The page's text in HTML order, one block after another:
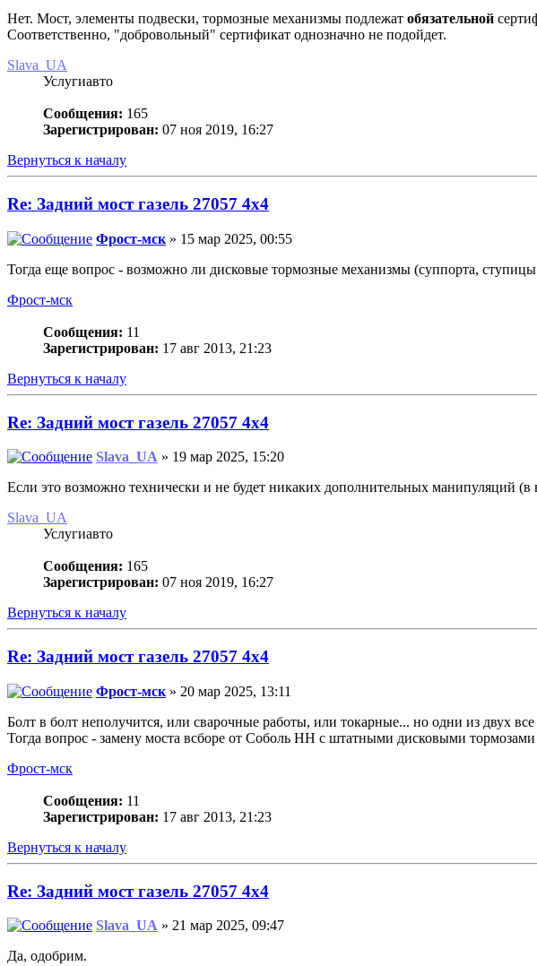
Нет. Мост, элементы подвески, тормозные механизмы подлежат обязательной
Соответственно, "добровольный" сертификат однозначно не подойдет.
Slava_UA
Услугиавто
Сообщения: 165
Зарегистрирован: 07 ноя 2019, 16:27
Вернуться к началу
Re: Задний мост газель 27057 4х4
Фрост-мск » 15 мар 2025, 00:55
Тогда еще вопрос - возможно ли дисковые тормозные механизмы (суппорта,
Фрост-мск
Сообщения: 11
Зарегистрирован: 17 авг 2013, 21:23
Вернуться к началу
Re: Задний мост газель 27057 4х4
Slava_UA » 19 мар 2025, 15:20
Если это возможно технически и не будет никаких дополнительных манипуляций
Slava_UA
Услугиавто
Сообщения: 165
Зарегистрирован: 07 ноя 2019, 16:27
Вернуться к началу
Re: Задний мост газель 27057 4х4
Фрост-мск » 20 мар 2025, 13:11
Болт в болт неполучится, или сварочные работы, или токарные... но одни из двух
Тогда вопрос - замену моста всборе от Соболь НН с штатными дисковыми тормозами
Фрост-мск
Сообщения: 11
Зарегистрирован: 17 авг 2013, 21:23
Вернуться к началу
Re: Задний мост газель 27057 4х4
Slava_UA » 21 мар 2025, 09:47
Да, одобрим.